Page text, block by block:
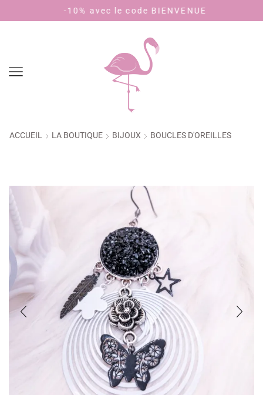
le code BIENVENUE Payez en 4 fois
ACCUEIL LA BOUTIQUE BIJOUX BOUCLES D'OREILLES